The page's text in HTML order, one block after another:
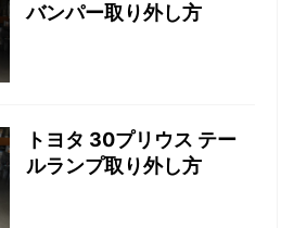
バンパー取り外し方
トヨタ 30プリウス テー
ルランプ取り外し方